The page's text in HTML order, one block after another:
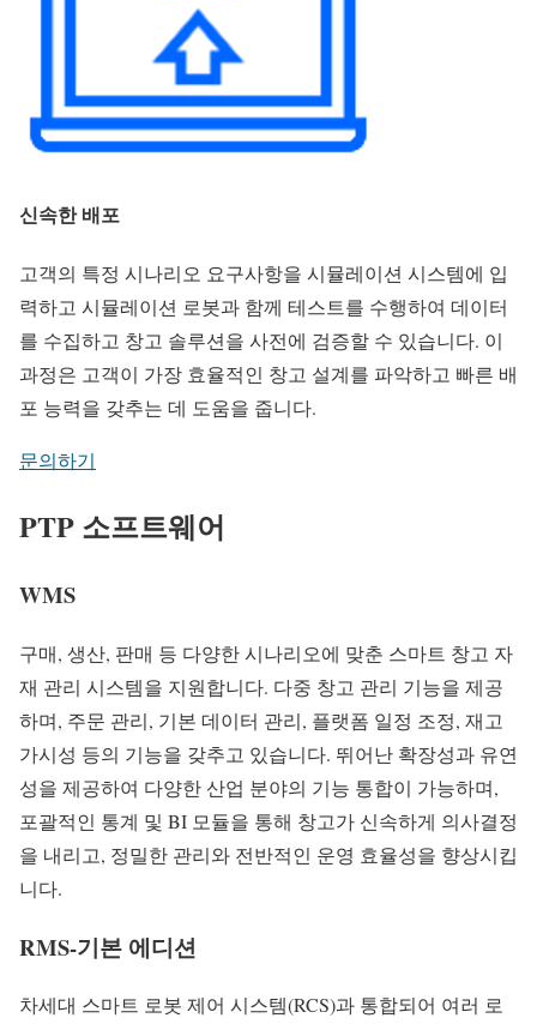
신속한 배포
고객의 특정 시나리오 요구사항을 시뮬레이션 시스템에 입
력하고 시뮬레이션 로봇과 함께 테스트를 수행하여 데이터
를 수집하고 창고 솔루션을 사전에 검증할 수 있습니다. 이
과정은 고객이 가장 효율적인 창고 설계를 파악하고 빠른 배
포 능력을 갖추는 데 도움을 줍니다.
문의하기
PTP 소프트웨어
WMS
구매, 생산, 판매 등 다양한 시나리오에 맞춘 스마트 창고 자
재 관리 시스템을 지원합니다. 다중 창고 관리 기능을 제공
하며, 주문 관리, 기본 데이터 관리, 플랫폼 일정 조정, 재고
가시성 등의 기능을 갖추고 있습니다. 뛰어난 확장성과 유연
성을 제공하여 다양한 산업 분야의 기능 통합이 가능하며,
포괄적인 통계 및 BI 모듈을 통해 창고가 신속하게 의사결정
을 내리고, 정밀한 관리와 전반적인 운영 효율성을 향상시킵
니다.
RMS-기본 에디션
차세대 스마트 로봇 제어 시스템(RCS)과 통합되어 여러 로